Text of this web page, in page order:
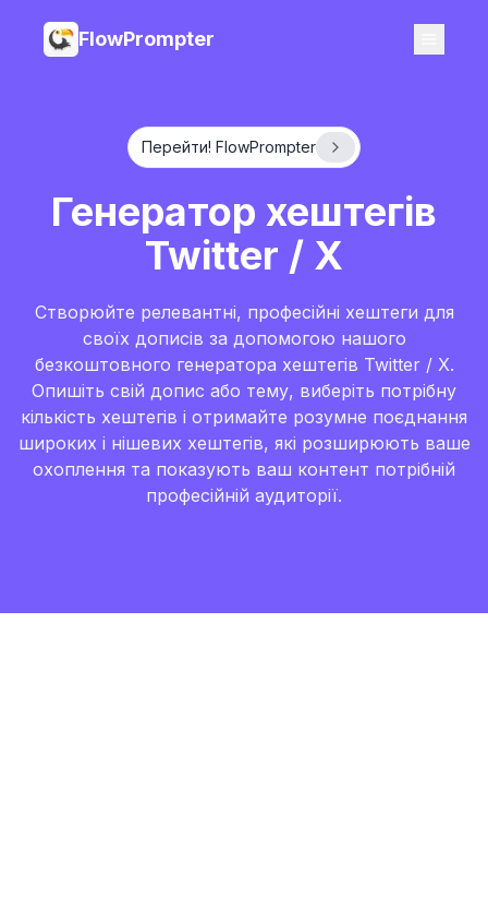
FlowPrompter
Перейти! FlowPrompter
Генератор хештегів
Twitter / X
Створюйте релевантні, професійні хештеги для
своїх дописів за допомогою нашого
безкоштовного генератора хештегів Twitter / X.
Опишіть свій допис або тему, виберіть потрібну
кількість хештегів і отримайте розумне поєднання
широких і нішевих хештегів, які розширюють ваше
охоплення та показують ваш контент потрібній
професійній аудиторії.